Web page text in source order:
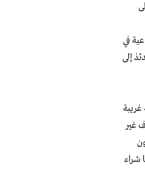
في
إلى
غريبة
غير
المتحدة (2.4 تريليون
شراء